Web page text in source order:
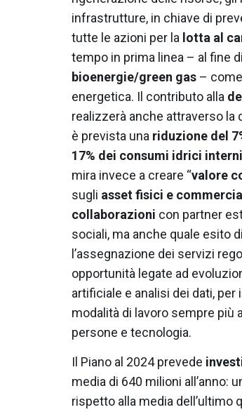
infrastrutture, in chiave di
tutte le azioni per la lotta al
tempo in prima linea – al fine
bioenergie/green gas –
energetica. Il contributo alla
realizzerà anche attraverso
è prevista una riduzione del
17% dei consumi idrici interni
mira invece a creare “valore
sugli asset fisici e
collaborazioni con partner
sociali, ma anche quale esito
l’assegnazione dei servizi
opportunità legate ad
artificiale e analisi dei dati,
modalità di lavoro sempre più
persone e tecnologia.
Il Piano al 2024 prevede
media di 640 milioni all’anno:
rispetto alla media dell’ultimo